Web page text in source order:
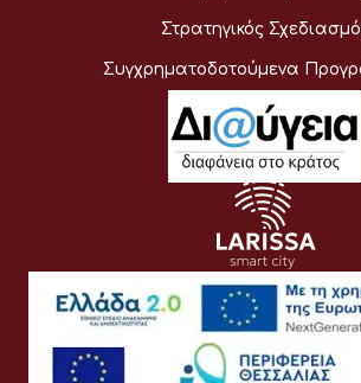
Στρατηγικός
Συγχρηματοδοτούμενα